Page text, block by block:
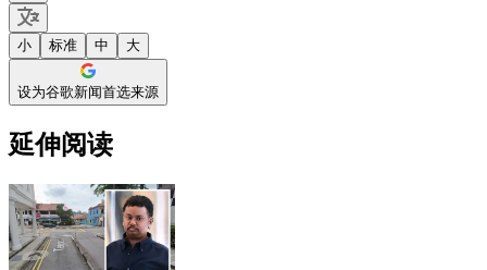
小 标准 中 大
设为谷歌新闻首选来源
延伸阅读